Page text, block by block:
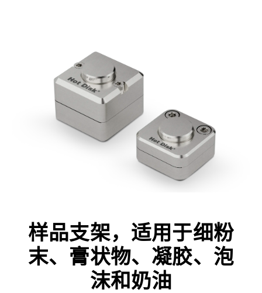
样品支架，适用于细粉
末、膏状物、凝胶、泡
沫和奶油